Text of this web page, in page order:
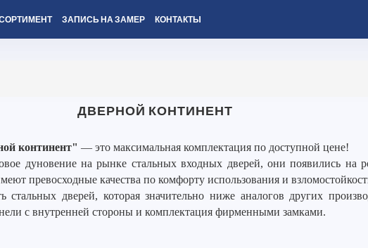
ЗАПИСЬ НА ЗАМЕР КОНТАКТЫ
ДВЕРНОЙ КОНТИНЕНТ
континент" — это максимальная комплектация по доступной цене!
дуновение на рынке стальных входных дверей, они появились на
превосходные качества по комфорту использования и
дверей, которая значительно ниже аналогов других
с внутренней стороны и комплектация фирменными замками.